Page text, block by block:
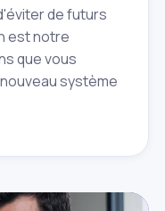
de futurs
est notre
que vous
système